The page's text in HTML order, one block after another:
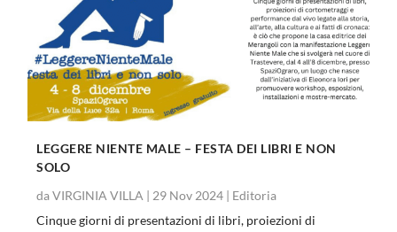
LEGGERE NIENTE MALE – FESTA DEI LIBRI E NON
SOLO
daVIRGINIA VILLA | 29 Nov 2024 | Editoria
Cinque giorni di presentazioni di libri, proiezioni di